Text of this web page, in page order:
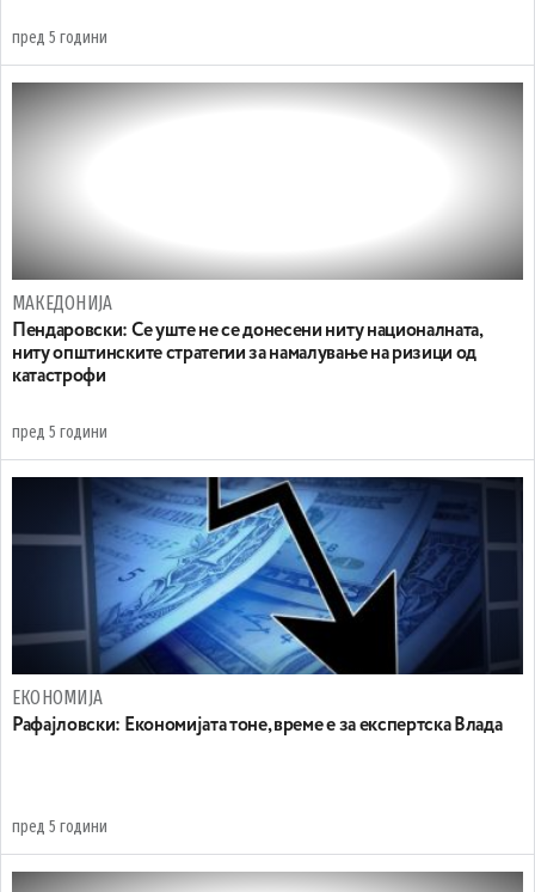
пред 5 години
МАКЕДОНИЈА
Пендаровски: Се уште не се донесени ниту националната,
ниту општинските стратегии за намалување на ризици од
катастрофи
пред 5 години
ЕКОНОМИЈА
Рафајловски: Економијата тоне, време е за експертска Влада
пред 5 години